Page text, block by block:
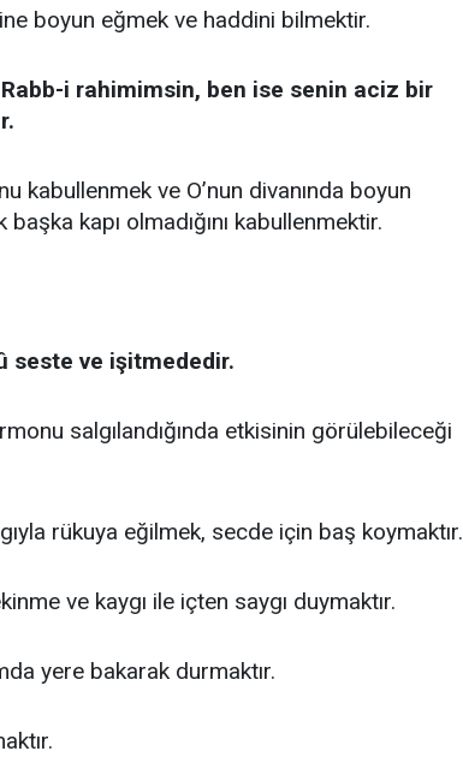
boyun eğmek ve haddini bilmektir.
i rahimimsin, ben ise senin aciz bir
kabullenmek ve O’nun divanında boyun
kapı olmadığını kabullenmektir.
seste ve işitmededir.
salgılandığında etkisinin görülebileceği
rükuya eğilmek, secde için baş koymaktır.
ve kaygı ile içten saygı duymaktır.
yere bakarak durmaktır.